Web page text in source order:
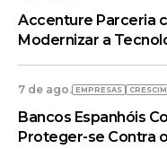
Accenture Parceria
Modernizar a
7 de ago. EMPRESAS
Bancos Espanhóis
Proteger-se Contra